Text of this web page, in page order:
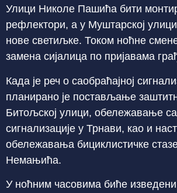
Улици Николе Пашића бити
рефлектори, а у Муштарској
нове светиљке. Током ноћне
замена сијалица по пријавама
Када је реч о саобраћајној
планирано је постављање
Битољској улици, обележавање
сигнализације у Трнави, као и
обележавања бициклистичке
Немањића.
У ноћним часовима биће